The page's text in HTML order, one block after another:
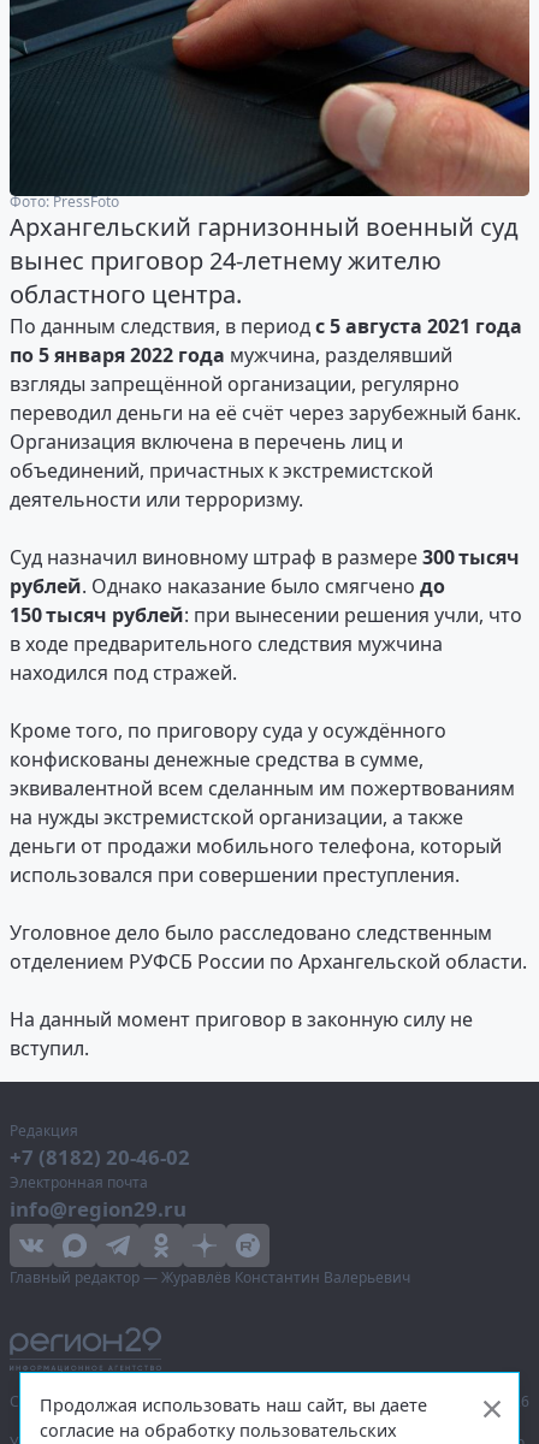
Фото: PressFoto
Архангельский гарнизонный военный суд
вынес приговор 24‑летнему жителю
областного центра.
По данным следствия, в периодс 5 августа 2021 года
по 5 января 2022 года мужчина, разделявший
взгляды запрещённой организации, регулярно
переводил деньги на её счёт через зарубежный банк.
Организация включена в перечень лиц и
объединений, причастных к экстремистской
деятельности или терроризму.
Суд назначил виновному штраф в размере300 тысяч
рублей. Однако наказание было смягчено до
150 тысяч рублей: при вынесении решения учли, что
в ходе предварительного следствия мужчина
находился под стражей.
Кроме того, по приговору суда у осуждённого
конфискованы денежные средства в сумме,
эквивалентной всем сделанным им пожертвованиям
на нужды экстремистской организации, а также
деньги от продажи мобильного телефона, который
использовался при совершении преступления.
Уголовное дело было расследовано следственным
отделением РУФСБ России по Архангельской области.
На данный момент приговор в законную силу не
вступил.
Редакция
+7 (8182) 20-46-02
Электронная почта
info@region29.ru
Главный редактор — Журавлёв Константин Валерьевич
Сетевое издание «Информационное агентство Регион 29»,
© 2016–2026
Продолжая использовать наш сайт, вы даете
согласие на обработку пользовательских